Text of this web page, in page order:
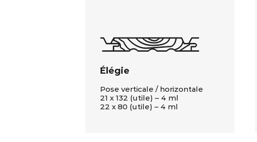
Élégie
Pose verticale / horizontale
21 x 132 (utile) – 4 ml
22 x 80 (utile) – 4 ml